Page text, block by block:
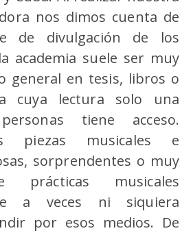
nos dimos cuenta de
de divulgación de los
academia suele ser muy
general en tesis, libros o
cuya lectura solo una
tiene acceso.
piezas musicales e
sorprendentes o muy
prácticas musicales
a veces ni siquiera
por esos medios. De